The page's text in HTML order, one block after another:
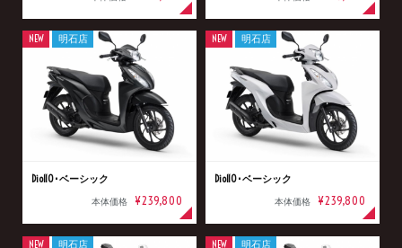
Dio110･ベーシック
本体価格 ¥239,800
NEW 明石店
Dio110･ベーシック
本体価格 ¥239,800
NEW 明石店
NEW 明石店 NEW 明石店